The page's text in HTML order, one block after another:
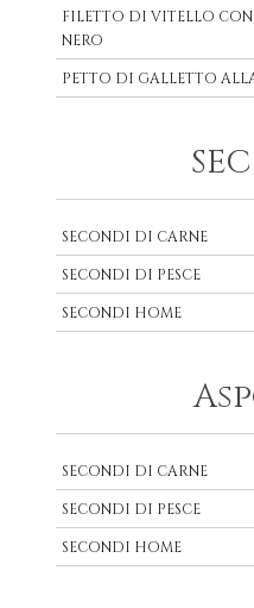
FILETTO DI VITELLO
NERO
PETTO DI GALLETTO
SECONDI DI CARNE
SECONDI DI PESCE
SECONDI HOME
SECONDI DI CARNE
SECONDI DI PESCE
SECONDI HOME